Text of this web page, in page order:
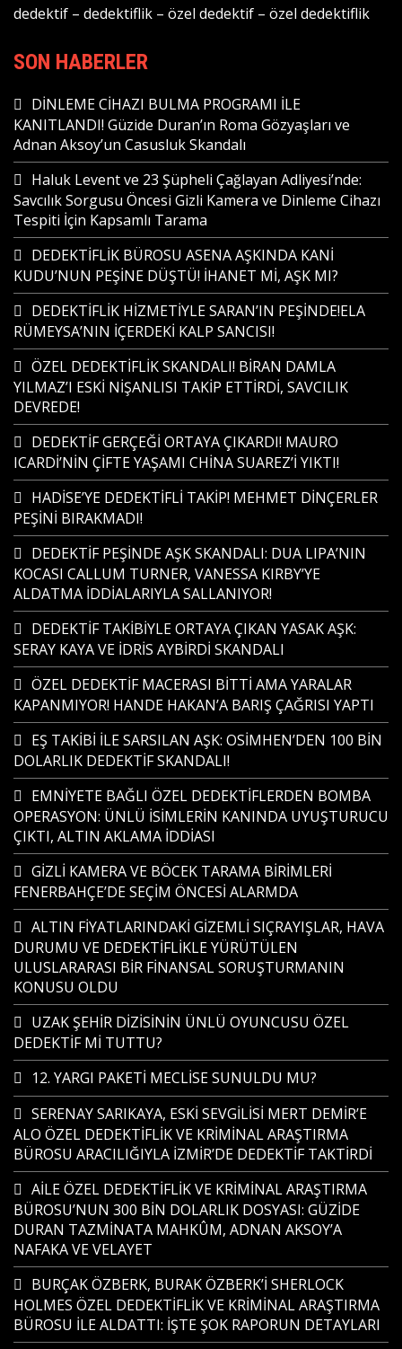
dedektif – dedektiflik – özel dedektif – özel dedektiflik
SON HABERLER
DİNLEME CİHAZI BULMA PROGRAMI İLE
KANITLANDI! Güzide Duran’ın Roma Gözyaşları ve
Adnan Aksoy’un Casusluk Skandalı
Haluk Levent ve 23 Şüpheli Çağlayan Adliyesi’nde:
Savcılık Sorgusu Öncesi Gizli Kamera ve Dinleme Cihazı
Tespiti İçin Kapsamlı Tarama
DEDEKTİFLİK BÜROSU ASENA AŞKINDA KANİ
KUDU’NUN PEŞİNE DÜŞTÜ! İHANET Mİ, AŞK MI?
DEDEKTİFLİK HİZMETİYLE SARAN’IN PEŞİNDE!ELA
RÜMEYSA’NIN İÇERDEKİ KALP SANCISI!
ÖZEL DEDEKTİFLİK SKANDALI! BİRAN DAMLA
YILMAZ’I ESKİ NİŞANLISI TAKİP ETTİRDİ, SAVCILIK
DEVREDE!
DEDEKTİF GERÇEĞİ ORTAYA ÇIKARDI! MAURO
ICARDİ’NİN ÇİFTE YAŞAMI CHİNA SUAREZ’İ YIKTI!
HADİSE’YE DEDEKTİFLİ TAKİP! MEHMET DİNÇERLER
PEŞİNİ BIRAKMADI!
DEDEKTİF PEŞİNDE AŞK SKANDALI: DUA LIPA’NIN
KOCASI CALLUM TURNER, VANESSA KIRBY’YE
ALDATMA İDDİALARIYLA SALLANIYOR!
DEDEKTİF TAKİBİYLE ORTAYA ÇIKAN YASAK AŞK:
SERAY KAYA VE İDRİS AYBİRDİ SKANDALI
ÖZEL DEDEKTİF MACERASI BİTTİ AMA YARALAR
KAPANMIYOR! HANDE HAKAN’A BARIŞ ÇAĞRISI YAPTI
EŞ TAKİBİ İLE SARSILAN AŞK: OSİMHEN’DEN 100 BİN
DOLARLIK DEDEKTİF SKANDALI!
EMNİYETE BAĞLI ÖZEL DEDEKTİFLERDEN BOMBA
OPERASYON: ÜNLÜ İSİMLERİN KANINDA UYUŞTURUCU
ÇIKTI, ALTIN AKLAMA İDDİASI
GİZLİ KAMERA VE BÖCEK TARAMA BİRİMLERİ
FENERBAHÇE’DE SEÇİM ÖNCESİ ALARMDA
ALTIN FİYATLARINDAKİ GİZEMLİ SIÇRAYIŞLAR, HAVA
DURUMU VE DEDEKTİFLİKLE YÜRÜTÜLEN
ULUSLARARASI BİR FİNANSAL SORUŞTURMANIN
KONUSU OLDU
UZAK ŞEHİR DİZİSİNİN ÜNLÜ OYUNCUSU ÖZEL
DEDEKTİF Mİ TUTTU?
12. YARGI PAKETİ MECLİSE SUNULDU MU?
SERENAY SARIKAYA, ESKİ SEVGİLİSİ MERT DEMİR’E
ALO ÖZEL DEDEKTİFLİK VE KRİMİNAL ARAŞTIRMA
BÜROSU ARACILIĞIYLA İZMİR’DE DEDEKTİF TAKTİRDİ
AİLE ÖZEL DEDEKTİFLİK VE KRİMİNAL ARAŞTIRMA
BÜROSU’NUN 300 BİN DOLARLIK DOSYASI: GÜZİDE
DURAN TAZMİNATA MAHKÛM, ADNAN AKSOY’A
NAFAKA VE VELAYET
BURÇAK ÖZBERK, BURAK ÖZBERK’İ SHERLOCK
HOLMES ÖZEL DEDEKTİFLİK VE KRİMİNAL ARAŞTIRMA
BÜROSU İLE ALDATTI: İŞTE ŞOK RAPORUN DETAYLARI